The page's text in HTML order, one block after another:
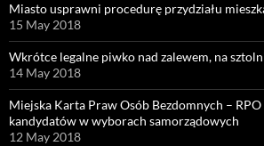
Miasto usprawni procedurę przydziału
15 May 2018
Wkrótce legalne piwko nad zalewem, na
14 May 2018
Miejska Karta Praw Osób Bezdomnych –
kandydatów w wyborach samorządowych
12 May 2018